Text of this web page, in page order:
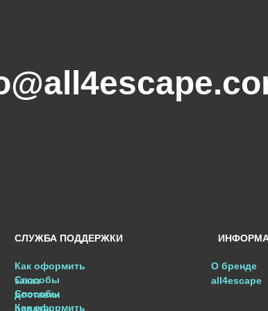
О бренде
all4escape
Как оформить
заказ
Способы
доставки
Способы
оплаты
Как оформить
СЛУЖБА ПОДДЕРЖКИ